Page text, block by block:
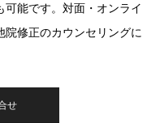
能です。対面・オンライ
院修正のカウンセリングに
せ